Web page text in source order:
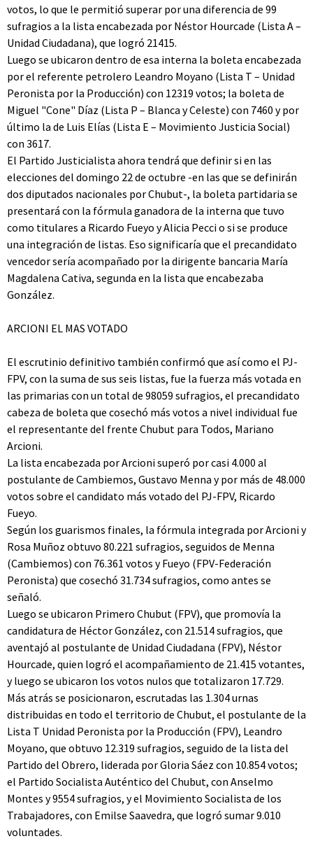
votos, lo que le permitió superar por una diferencia de 99
sufragios a la lista encabezada por Néstor Hourcade (Lista A –
Unidad Ciudadana), que logró 21415.
Luego se ubicaron dentro de esa interna la boleta encabezada
por el referente petrolero Leandro Moyano (Lista T – Unidad
Peronista por la Producción) con 12319 votos; la boleta de
Miguel "Cone" Díaz (Lista P – Blanca y Celeste) con 7460 y por
último la de Luis Elías (Lista E – Movimiento Justicia Social)
con 3617.
El Partido Justicialista ahora tendrá que definir si en las
elecciones del domingo 22 de octubre -en las que se definirán
dos diputados nacionales por Chubut-, la boleta partidaria se
presentará con la fórmula ganadora de la interna que tuvo
como titulares a Ricardo Fueyo y Alicia Pecci o si se produce
una integración de listas. Eso significaría que el precandidato
vencedor sería acompañado por la dirigente bancaria María
Magdalena Cativa, segunda en la lista que encabezaba
González.
ARCIONI EL MAS VOTADO
El escrutinio definitivo también confirmó que así como el PJ-
FPV, con la suma de sus seis listas, fue la fuerza más votada en
las primarias con un total de 98059 sufragios, el precandidato
cabeza de boleta que cosechó más votos a nivel individual fue
el representante del frente Chubut para Todos, Mariano
Arcioni.
La lista encabezada por Arcioni superó por casi 4.000 al
postulante de Cambiemos, Gustavo Menna y por más de 48.000
votos sobre el candidato más votado del PJ-FPV, Ricardo
Fueyo.
Según los guarismos finales, la fórmula integrada por Arcioni y
Rosa Muñoz obtuvo 80.221 sufragios, seguidos de Menna
(Cambiemos) con 76.361 votos y Fueyo (FPV-Federación
Peronista) que cosechó 31.734 sufragios, como antes se
señaló.
Luego se ubicaron Primero Chubut (FPV), que promovía la
candidatura de Héctor González, con 21.514 sufragios, que
aventajó al postulante de Unidad Ciudadana (FPV), Néstor
Hourcade, quien logró el acompañamiento de 21.415 votantes,
y luego se ubicaron los votos nulos que totalizaron 17.729.
Más atrás se posicionaron, escrutadas las 1.304 urnas
distribuidas en todo el territorio de Chubut, el postulante de la
Lista T Unidad Peronista por la Producción (FPV), Leandro
Moyano, que obtuvo 12.319 sufragios, seguido de la lista del
Partido del Obrero, liderada por Gloria Sáez con 10.854 votos;
el Partido Socialista Auténtico del Chubut, con Anselmo
Montes y 9554 sufragios, y el Movimiento Socialista de los
Trabajadores, con Emilse Saavedra, que logró sumar 9.010
voluntades.